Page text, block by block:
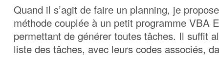
Quand il s’agit de faire un planning, je
méthode couplée à un petit programme VBA
permettant de générer toutes tâches. Il suffit
liste des tâches, avec leurs codes associés,